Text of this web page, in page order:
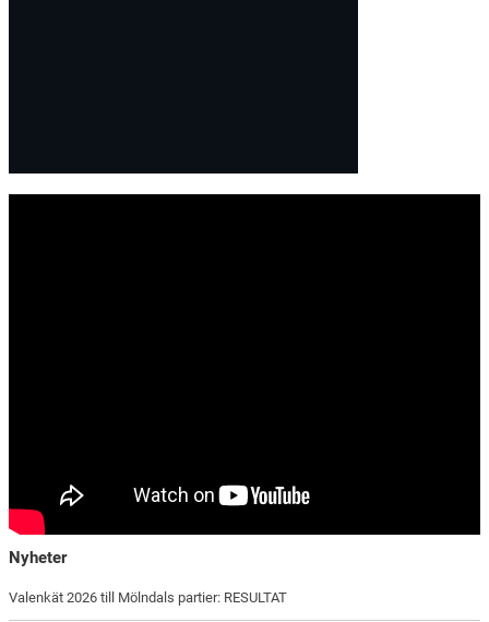
Nyheter
Valenkät 2026 till Mölndals partier: RESULTAT